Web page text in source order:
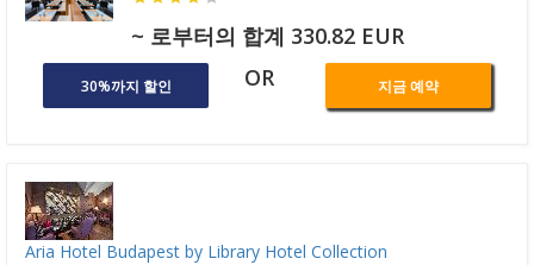
~ 로부터의 합계 330.82 EUR
30%까지 할인 OR 지금 예약
Aria Hotel Budapest by Library Hotel Collection